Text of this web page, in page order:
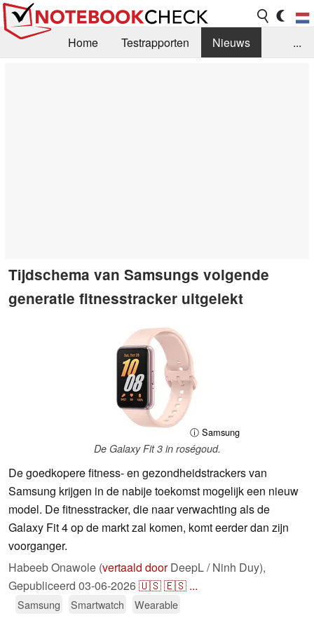
Home Testrapporten
Nieuws
...
Tijdschema van Samsungs volgende
generatie fitnesstracker uitgelekt
ⓘ Samsung
De Galaxy Fit 3 in roségoud.
De goedkopere fitness- en gezondheidstrackers van
Samsung krijgen in de nabije toekomst mogelijk een nieuw
model. De fitnesstracker, die naar verwachting als de
Galaxy Fit 4 op de markt zal komen, komt eerder dan zijn
voorganger.
Habeeb Onawole (vertaald doorDeepL / Ninh Duy),
Gepubliceerd 03-06-2026🇺🇸🇪🇸 ...
Samsung Smartwatch Wearable